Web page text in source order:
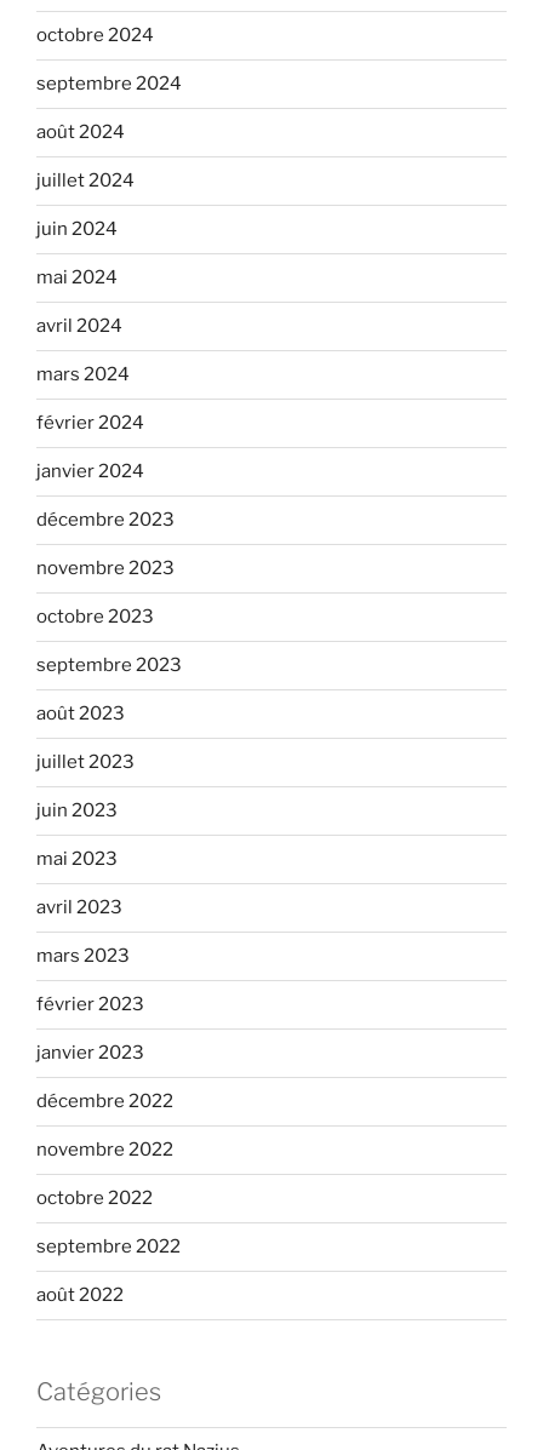
octobre 2024
septembre 2024
août 2024
juillet 2024
juin 2024
mai 2024
avril 2024
mars 2024
février 2024
janvier 2024
décembre 2023
novembre 2023
octobre 2023
septembre 2023
août 2023
juillet 2023
juin 2023
mai 2023
avril 2023
mars 2023
février 2023
janvier 2023
décembre 2022
novembre 2022
octobre 2022
septembre 2022
août 2022
Catégories